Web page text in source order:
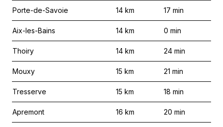
Porte-de-Savoie 14 km 17 min
Aix-les-Bains 14 km 0 min
Thoiry 14 km 24 min
Mouxy 15 km 21 min
Tresserve 15 km 18 min
Apremont 16 km 20 min